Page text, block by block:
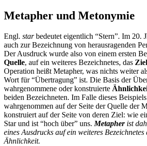
Metapher und Metonymie
Engl. starbedeutet eigentlich “Stern”. Im 20.
auch zur Bezeichnung von herausragenden
Der Ausdruck wurde also von einem ersten
Quelle, auf ein weiteres Bezeichnetes, das Ziel
Operation heißt Metapher, was nichts weiter
Wort für “Übertragung” ist. Die Basis der
wahrgenommene oder konstruierte
beiden Bezeichneten. Im Falle dieses
wahrgenommen auf der Seite der Quelle der
konstruiert auf der Seite von deren Ziel: wie
Star und ist “hoch über” uns. Metapherist
eines Ausdrucks auf ein weiteres
Ähnlichkeit.